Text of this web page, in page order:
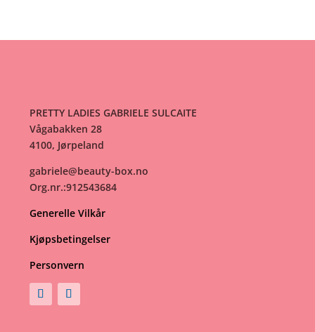
PRETTY LADIES GABRIELE SULCAITE
Vågabakken 28
4100, Jørpeland
gabriele@beauty-box.no
Org.nr.:912543684
Generelle Vilkår
Kjøpsbetingelser
Personvern